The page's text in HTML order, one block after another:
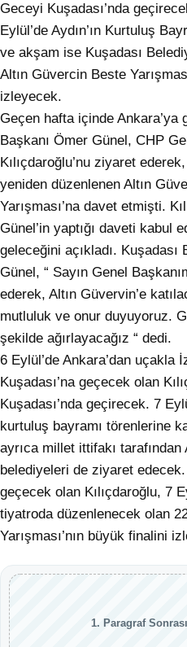
Geceyi Kuşadası’nda
Eylül’de Aydın’ın Kurtuluş
ve akşam ise Kuşadası
Altın Güvercin Beste
izleyecek.
Geçen hafta içinde Ankara’ya
Başkanı Ömer Günel, CHP
Kılıçdaroğlu’nu ziyaret
yeniden düzenlenen Altın
Yarışması’na davet etmişti.
Günel’in yaptığı daveti kabul
geleceğini açıkladı. Kuşadası
Günel, “ Sayın Genel
ederek, Altın Güvervin’e
mutluluk ve onur duyuyoruz.
şekilde ağırlayacağız “ dedi.
6 Eylül’de Ankara’dan uçakla
Kuşadası’na geçecek olan
Kuşadası’nda geçirecek. 7
kurtuluş bayramı törenlerine
ayrıca millet ittifakı tarafından
belediyeleri de ziyaret edecek.
geçecek olan Kılıçdaroğlu, 7
tiyatroda düzenlenecek olan
Yarışması’nın büyük finalini
1. Paragraf